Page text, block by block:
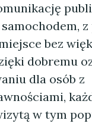
z
bez
dobremu
dla osób z
w tym